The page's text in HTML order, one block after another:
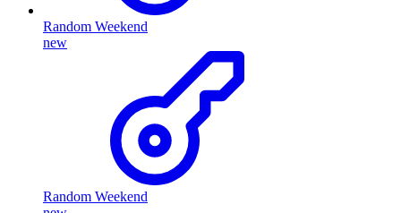
Random Weekend
new
Random Weekend